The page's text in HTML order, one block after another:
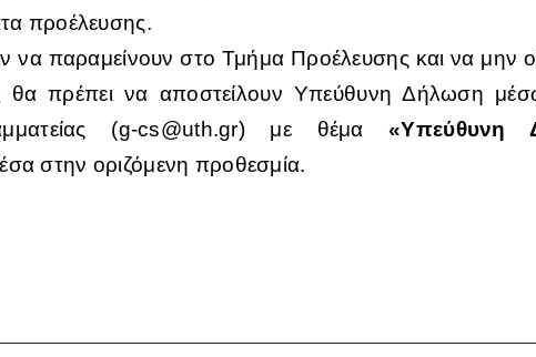
προέλευσης.
να παραμείνουν στο Τμήμα Προέλευσης και να μην
θα πρέπει να αποστείλουν Υπεύθυνη Δήλωση
(g-cs@uth.gr) με θέμα«Υπεύθυνη
στην οριζόμενη προθεσμία.